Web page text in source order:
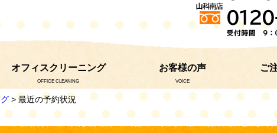
オフィスクリーニング
OFFICE CLEANING
お客様の声
VOICE
ご
> 最近の予約状況